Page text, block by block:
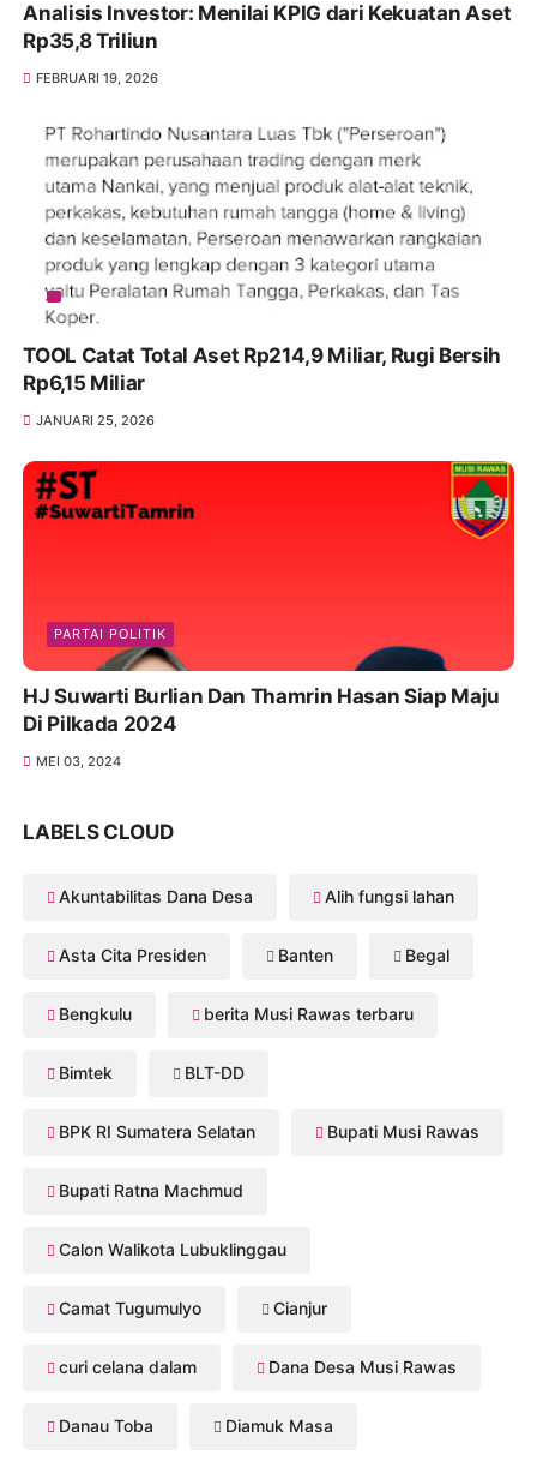
Analisis Investor: Menilai KPIG dari Kekuatan Aset
Rp35,8 Triliun
FEBRUARI 19, 2026
TOOL Catat Total Aset Rp214,9 Miliar, Rugi Bersih
Rp6,15 Miliar
JANUARI 25, 2026
PARTAI POLITIK
HJ Suwarti Burlian Dan Thamrin Hasan Siap Maju
Di Pilkada 2024
MEI 03, 2024
LABELS CLOUD
Akuntabilitas Dana Desa Alih fungsi lahan
Asta Cita Presiden Banten Begal
Bengkulu berita Musi Rawas terbaru
Bimtek BLT-DD
BPK RI Sumatera Selatan Bupati Musi Rawas
Bupati Ratna Machmud
Calon Walikota Lubuklinggau
Camat Tugumulyo Cianjur
curi celana dalam Dana Desa Musi Rawas
Danau Toba Diamuk Masa